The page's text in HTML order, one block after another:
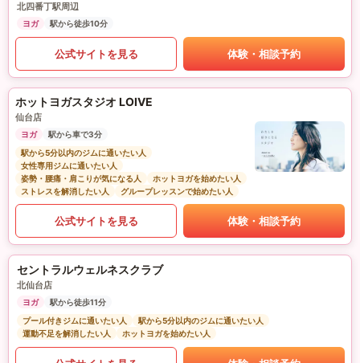
北四番丁駅周辺
ヨガ 駅から徒歩10分
公式サイトを見る 体験・相談予約
ホットヨガスタジオ LOIVE
仙台店
ヨガ
駅から車で3分
駅から5分以内のジムに通いたい人
女性専用ジムに通いたい人
姿勢・腰痛・肩こりが気になる人
ホットヨガを始めたい人
ストレスを解消したい人
グループレッスンで始めたい人
公式サイトを見る 体験・相談予約
セントラルウェルネスクラブ
北仙台店
ヨガ
駅から徒歩11分
プール付きジムに通いたい人
駅から5分以内のジムに通いたい人
運動不足を解消したい人
ホットヨガを始めたい人